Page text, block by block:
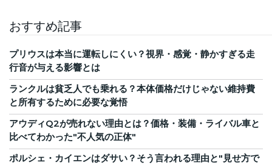
おすすめ記事
プリウスは本当に運転しにくい？視界・感覚・静かすぎる走
行音が与える影響とは
ランクルは貧乏人でも乗れる？本体価格だけじゃない維持費
と所有するために必要な覚悟
アウディQ2が売れない理由とは？価格・装備・ライバル車と
比べてわかった"不人気の正体"
ポルシェ・カイエンはダサい？そう言われる理由と"見せ方で